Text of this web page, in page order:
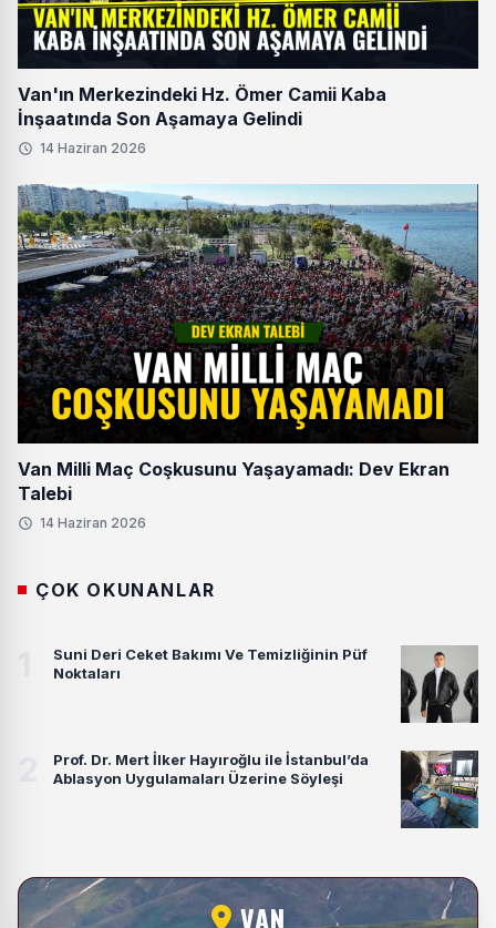
Van'ın Merkezindeki Hz. Ömer Camii Kaba
İnşaatında Son Aşamaya Gelindi
14 Haziran 2026
Van Milli Maç Coşkusunu Yaşayamadı: Dev Ekran
Talebi
14 Haziran 2026
ÇOK OKUNANLAR
Suni Deri Ceket Bakımı Ve Temizliğinin Püf
Noktaları
Prof. Dr. Mert İlker Hayıroğlu ile İstanbul’da
Ablasyon Uygulamaları Üzerine Söyleşi
VAN